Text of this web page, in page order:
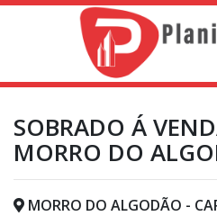
SOBRADO Á
MORRO DO
MORRO DO ALGODÃO -